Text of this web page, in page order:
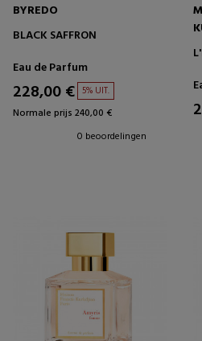
BYREDO
BLACK SAFFRON
Eau de Parfum
228,00 € 5% UIT.
Normale prijs 240,00 €
0 beoordelingen